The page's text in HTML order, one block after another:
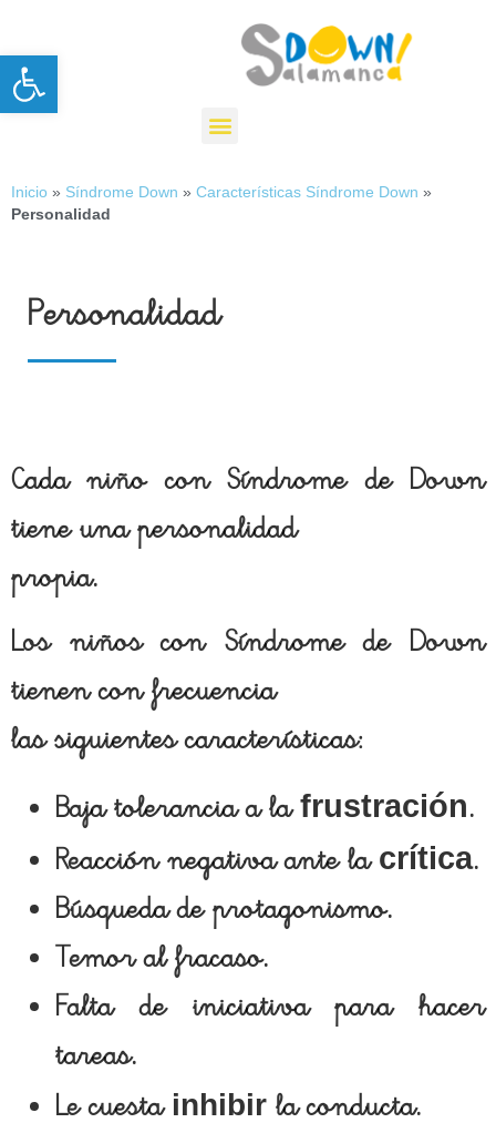
Open toolbar
sitio
web
incluye
de
accesibilidad.
Inicio » Síndrome Down » Características Síndrome Down »
Personalidad
Personalidad
Cada niño con Síndrome de Down
tiene una personalidad
propia.
Los niños con Síndrome de Down
tienen con frecuencia
las siguientes características:
Baja tolerancia a lafrustración.
Reacción negativa ante lacrítica.
Búsqueda de protagonismo.
Temor al fracaso.
Falta de iniciativa para hacer
tareas.
Le cuesta inhibir la conducta.